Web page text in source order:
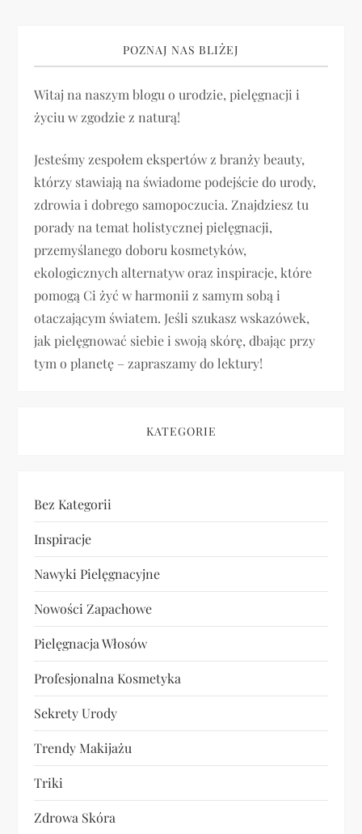
a
c
a
w
p
i
s
u
POZNAJ NAS BLIŻEJ
Witaj na naszym blogu o urodzie, pielęgnacji i
życiu w zgodzie z naturą!
Jesteśmy zespołem ekspertów z branży beauty,
którzy stawiają na świadome podejście do urody,
zdrowia i dobrego samopoczucia. Znajdziesz tu
porady na temat holistycznej pielęgnacji,
przemyślanego doboru kosmetyków,
ekologicznych alternatyw oraz inspiracje, które
pomogą Ci żyć w harmonii z samym sobą i
otaczającym światem. Jeśli szukasz wskazówek,
jak pielęgnować siebie i swoją skórę, dbając przy
tym o planetę – zapraszamy do lektury!
KATEGORIE
Bez Kategorii
Inspiracje
Nawyki Pielęgnacyjne
Nowości Zapachowe
Pielęgnacja Włosów
Profesjonalna Kosmetyka
Sekrety Urody
Trendy Makijażu
Triki
Zdrowa Skóra